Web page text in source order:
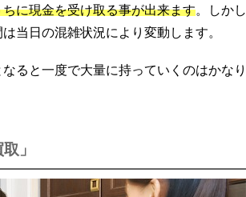
に現金を受け取る事が出来ます。しかし
当日の混雑状況により変動します。
ると一度で大量に持っていくのはかなり
」